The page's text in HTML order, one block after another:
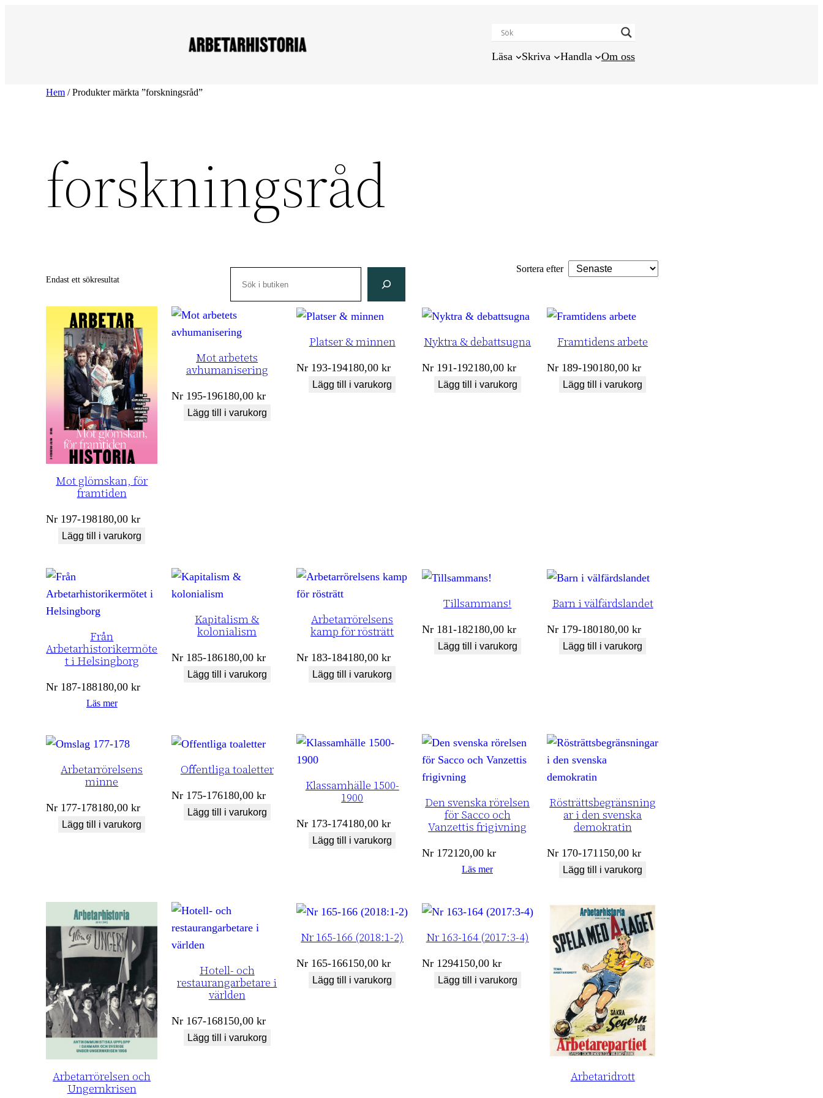
Läsa Skriva Handla Om oss
Hem / Produkter märkta ”forskningsråd”
forskningsråd
Endast ett sökresultat
Sortera efter
Mot glömskan, för
framtiden
Nr 197-198180,00kr
Lägg till i varukorg
Mot arbetets
avhumanisering
Nr 195-196180,00 kr
Lägg till i varukorg
Platser & minnen
Nr 193-194180,00kr
Lägg till i varukorg
Nyktra & debattsugna
Nr 191-192180,00 kr
Lägg till i varukorg
Framtidens arbete
Nr 189-190180,00kr
Lägg till i varukorg
Från
Arbetarhistorikermöte
t i Helsingborg
Nr 187-188180,00kr
Läs mer
Kapitalism &
kolonialism
Nr 185-186180,00 kr
Lägg till i varukorg
Arbetarrörelsens
kamp för rösträtt
Nr 183-184180,00kr
Lägg till i varukorg
Tillsammans!
Nr 181-182180,00 kr
Lägg till i varukorg
Barn i välfärdslandet
Nr 179-180180,00kr
Lägg till i varukorg
Arbetarrörelsens
minne
Nr 177-178180,00kr
Lägg till i varukorg
Offentliga toaletter
Nr 175-176180,00 kr
Lägg till i varukorg
Klassamhälle 1500-
1900
Nr 173-174180,00kr
Lägg till i varukorg
Den svenska rörelsen
för Sacco och
Vanzettis frigivning
Nr 172120,00 kr
Läs mer
Rösträttsbegränsning
ar i den svenska
demokratin
Nr 170-171150,00kr
Lägg till i varukorg
Arbetarrörelsen och
Ungernkrisen
Hotell- och
restaurangarbetare i
världen
Nr 167-168150,00 kr
Lägg till i varukorg
Nr 165-166 (2018:1-2)
Nr 165-166150,00kr
Lägg till i varukorg
Nr 163-164 (2017:3-4)
Nr 1294150,00 kr
Lägg till i varukorg
Arbetaridrott